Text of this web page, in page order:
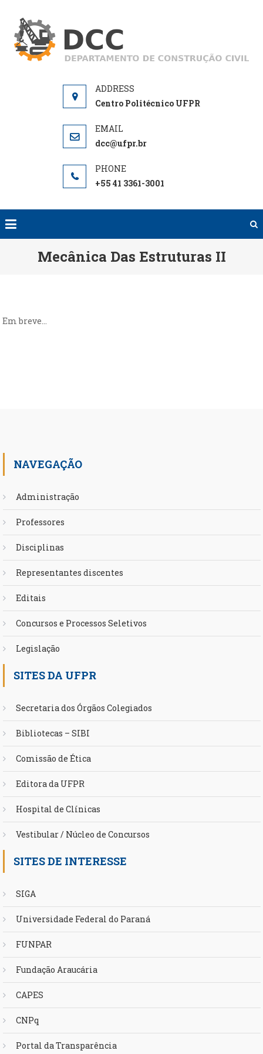
content
Centro Politécnico UFPR
dcc@ufpr.br
+55 41 3361-3001
Mecânica Das Estruturas II
Em breve…
NAVEGAÇÃO
Administração
Professores
Disciplinas
Representantes discentes
Editais
Concursos e Processos Seletivos
Legislação
SITES DA UFPR
Secretaria dos Órgãos Colegiados
Bibliotecas – SIBI
Comissão de Ética
Editora da UFPR
Hospital de Clínicas
Vestibular / Núcleo de Concursos
SITES DE INTERESSE
SIGA
Universidade Federal do Paraná
FUNPAR
Fundação Araucária
CAPES
CNPq
Portal da Transparência